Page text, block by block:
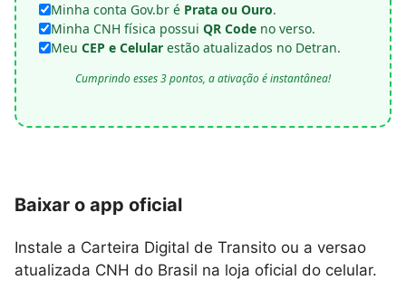
Minha conta Gov.br é Prata ou Ouro.
Minha CNH física possui QR Code no verso.
Meu CEP e Celular estão atualizados no Detran.
Cumprindo esses 3 pontos, a ativação é instantânea!
Baixar o app oficial
Instale a Carteira Digital de Transito ou a versao
atualizada CNH do Brasil na loja oficial do celular.